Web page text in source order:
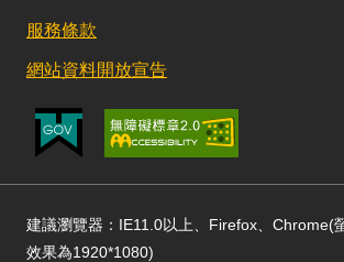
服務條款
網站資料開放宣告
建議瀏覽器：IE11.0以上、Firefox、Chrome(
效果為1920*1080)